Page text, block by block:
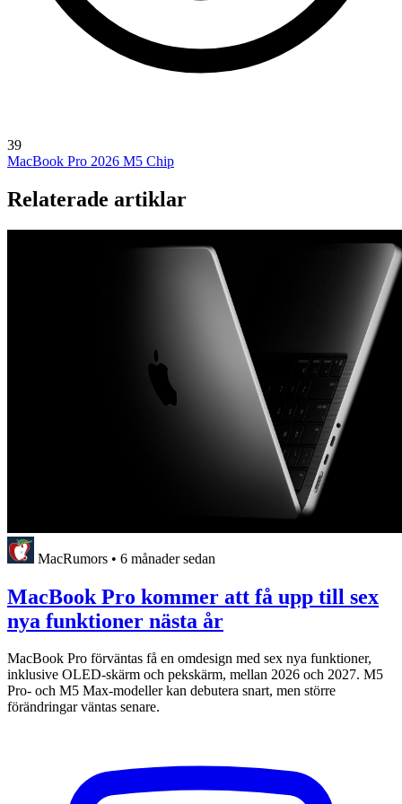
39
MacBook Pro 2026 M5 Chip
Relaterade artiklar
MacRumors • 6 månader sedan
MacBook Pro kommer att få upp till sex
nya funktioner nästa år
MacBook Pro förväntas få en omdesign med sex nya funktioner,
inklusive OLED-skärm och pekskärm, mellan 2026 och 2027. M5
Pro- och M5 Max-modeller kan debutera snart, men större
förändringar väntas senare.